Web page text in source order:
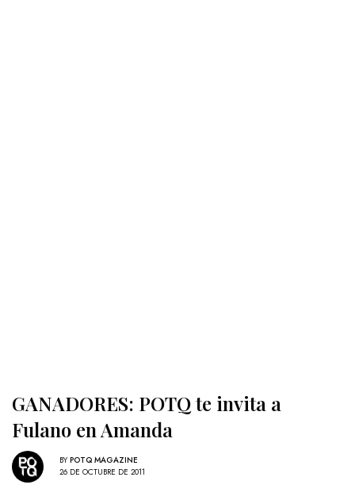
GANADORES: POTQ te invita a
Fulano en Amanda
BY POTQ MAGAZINE
26 DE OCTUBRE DE 2011